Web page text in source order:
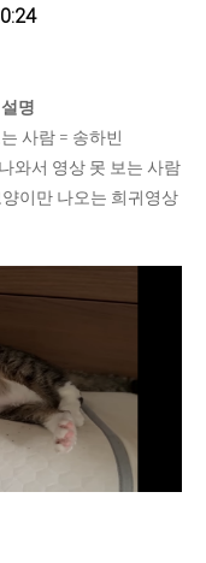
명
사람 = 송하빈
와서 영상 못 보는 사람
이만 나오는 희귀영상